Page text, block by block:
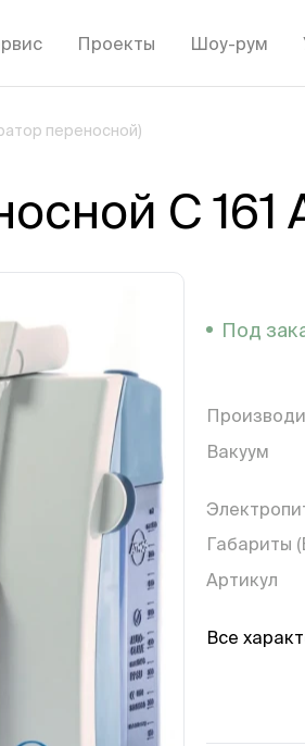
Проекты Шоу-рум
переносной)
C 161
Под
Вакуум
Габариты
Артикул
Все